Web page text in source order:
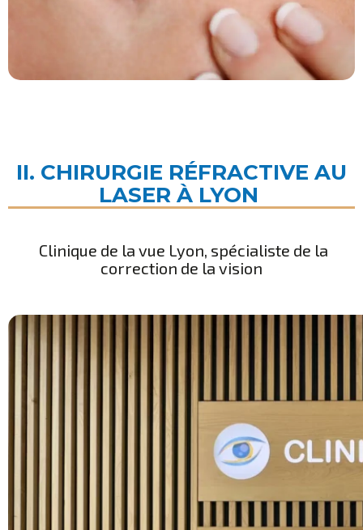
II. CHIRURGIE RÉFRACTIVE AU
LASER À LYON
Clinique de la vue Lyon, spécialiste de la
correction de la vision